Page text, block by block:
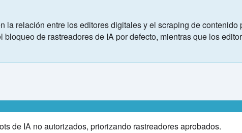
la relación entre los editores digitales y el scraping de
de rastreadores de IA por defecto, mientras que los
de IA no autorizados, priorizando rastreadores aprobados.